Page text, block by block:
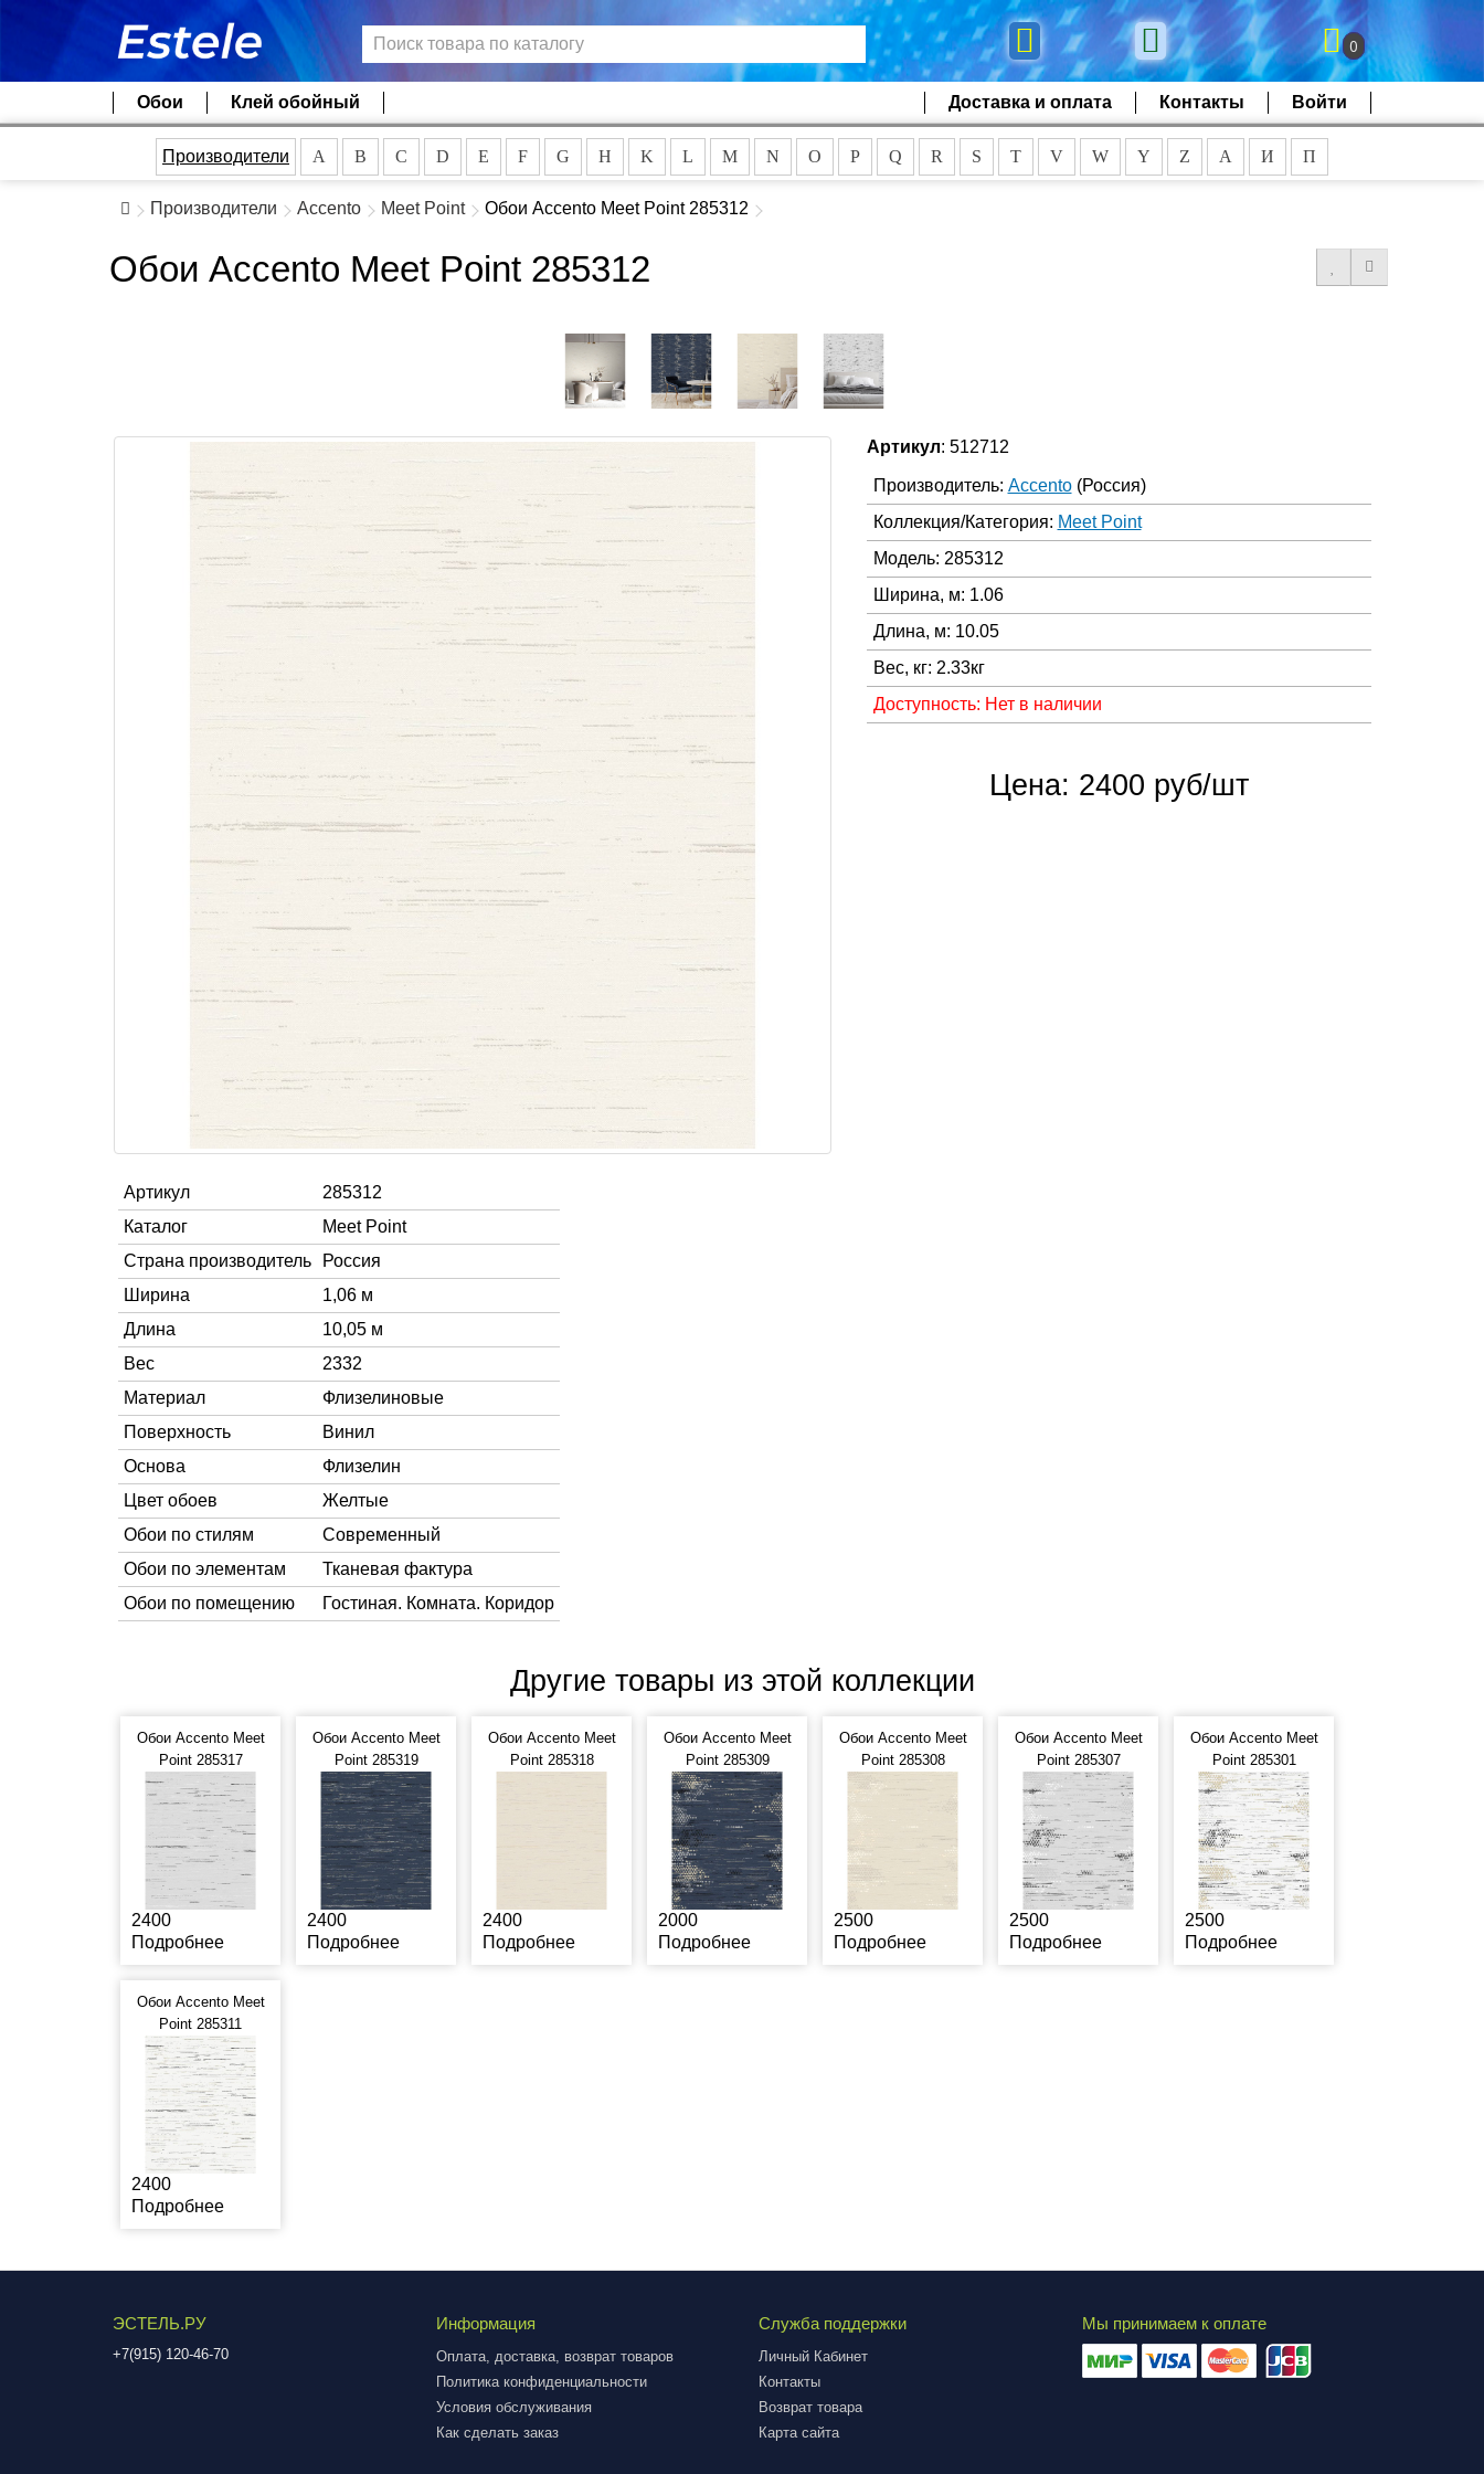
0
Обои Клей обойный Доставка и оплата Контакты Войти
Производители A B C D E F G H K L M N O P Q R S T V W Y Z А И П
Производители Accento Meet Point Обои Accento Meet Point 285312
Обои Accento Meet Point 285312
Артикул: 512712
Производитель: Accento (Россия)
Коллекция/Категория: Meet Point
Модель: 285312
Ширина, м: 1.06
Длина, м: 10.05
Вес, кг: 2.33кг
Доступность: Нет в наличии
Цена: 2400 руб/шт
Артикул
285312
Каталог
Meet Point
Страна производитель
Россия
Ширина
1,06 м
Длина
10,05 м
Вес
2332
Материал
Флизелиновые
Поверхность
Винил
Основа
Флизелин
Цвет обоев
Желтые
Обои по стилям
Современный
Обои по элементам
Тканевая фактура
Обои по помещению
Гостиная. Комната. Коридор
Другие товары из этой коллекции
Обои Accento Meet
Point 285317
2400
Подробнее
Обои Accento Meet
Point 285319
2400
Подробнее
Обои Accento Meet
Point 285318
2400
Подробнее
Обои Accento Meet
Point 285309
2000
Подробнее
Обои Accento Meet
Point 285308
2500
Подробнее
Обои Accento Meet
Point 285307
2500
Подробнее
Обои Accento Meet
Point 285301
2500
Подробнее
Обои Accento Meet
Point 285311
2400
Подробнее
ЭСТЕЛЬ.РУ
+7(915) 120-46-70
Информация
Оплата, доставка, возврат товаров
Политика конфиденциальности
Условия обслуживания
Как сделать заказ
Служба поддержки
Личный Кабинет
Контакты
Возврат товара
Карта сайта
Мы принимаем к оплате